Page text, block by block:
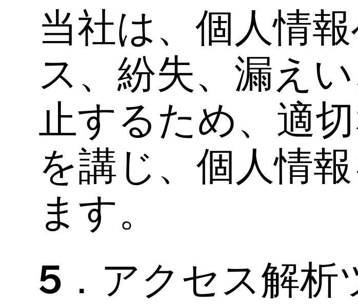
当社は、個人情
ス、紛失、漏え
止するため、適
を講じ、個人情
ます。
5．アクセス解析